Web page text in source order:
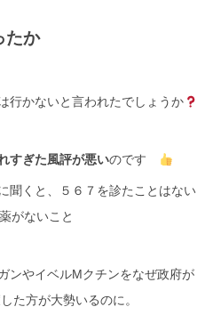
たか
行かないと言われたでしょうか
すぎた風評が悪いのです
聞くと、５６７を診たことはない
がないこと
ンやイベルMクチンをなぜ政府が
た方が大勢いるのに。